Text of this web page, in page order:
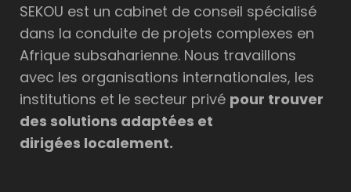
SEKOU est un cabinet de conseil spécialisé
dans la conduite de projets complexes en
Afrique subsaharienne. Nous travaillons
avec les organisations internationales, les
institutions et le secteur privé pour trouver
des solutions adaptées et
dirigées localement.